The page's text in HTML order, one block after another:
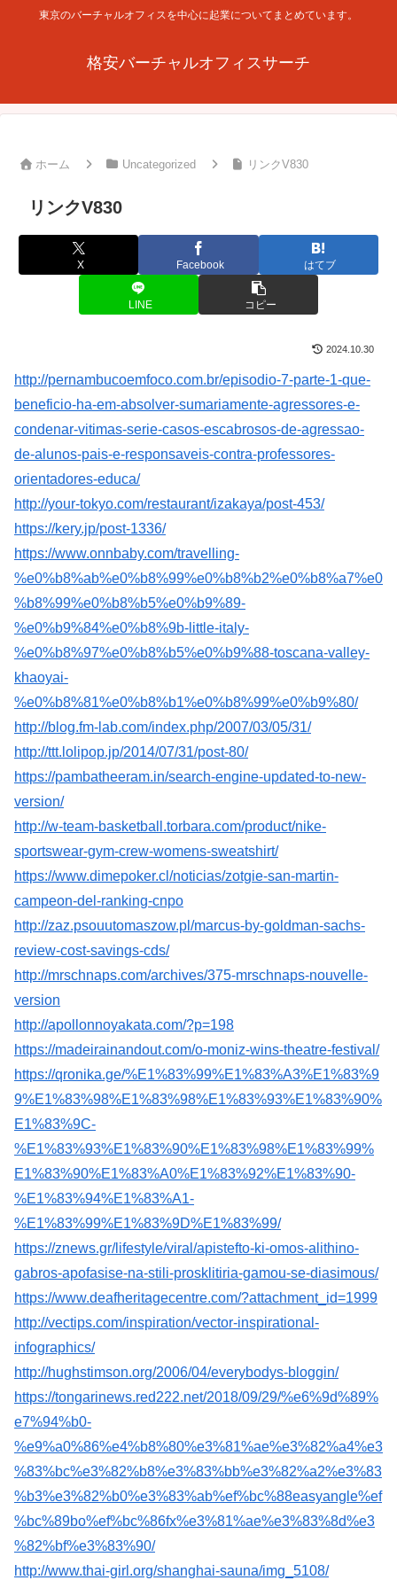
東京のバーチャルオフィスを中心に起業についてまとめています。
格安バーチャルオフィスサーチ
ホーム Uncategorized リンクV830
リンクV830
X Facebook はてブ
LINE コピー
2024.10.30
http://pernambucoemfoco.com.br/episodio-7-parte-1-que-
beneficio-ha-em-absolver-sumariamente-agressores-e-
condenar-vitimas-serie-casos-escabrosos-de-agressao-
de-alunos-pais-e-responsaveis-contra-professores-
orientadores-educa/
http://your-tokyo.com/restaurant/izakaya/post-453/
https://kery.jp/post-1336/
https://www.onnbaby.com/travelling-
%e0%b8%ab%e0%b8%99%e0%b8%b2%e0%b8%a7%e0
%b8%99%e0%b8%b5%e0%b9%89-
%e0%b9%84%e0%b8%9b-little-italy-
%e0%b8%97%e0%b8%b5%e0%b9%88-toscana-valley-
khaoyai-
%e0%b8%81%e0%b8%b1%e0%b8%99%e0%b9%80/
http://blog.fm-lab.com/index.php/2007/03/05/31/
http://ttt.lolipop.jp/2014/07/31/post-80/
https://pambatheeram.in/search-engine-updated-to-new-
version/
http://w-team-basketball.torbara.com/product/nike-
sportswear-gym-crew-womens-sweatshirt/
https://www.dimepoker.cl/noticias/zotgie-san-martin-
campeon-del-ranking-cnpo
http://zaz.psouutomaszow.pl/marcus-by-goldman-sachs-
review-cost-savings-cds/
http://mrschnaps.com/archives/375-mrschnaps-nouvelle-
version
http://apollonnoyakata.com/?p=198
https://madeirainandout.com/o-moniz-wins-theatre-festival/
https://qronika.ge/%E1%83%99%E1%83%A3%E1%83%9
9%E1%83%98%E1%83%98%E1%83%93%E1%83%90%
E1%83%9C-
%E1%83%93%E1%83%90%E1%83%98%E1%83%99%
E1%83%90%E1%83%A0%E1%83%92%E1%83%90-
%E1%83%94%E1%83%A1-
%E1%83%99%E1%83%9D%E1%83%99/
https://znews.gr/lifestyle/viral/apistefto-ki-omos-alithino-
gabros-apofasise-na-stili-prosklitiria-gamou-se-diasimous/
https://www.deafheritagecentre.com/?attachment_id=1999
http://vectips.com/inspiration/vector-inspirational-
infographics/
http://hughstimson.org/2006/04/everybodys-bloggin/
https://tongarinews.red222.net/2018/09/29/%e6%9d%89%
e7%94%b0-
%e9%a0%86%e4%b8%80%e3%81%ae%e3%82%a4%e3
%83%bc%e3%82%b8%e3%83%bb%e3%82%a2%e3%83
%b3%e3%82%b0%e3%83%ab%ef%bc%88easyangle%ef
%bc%89bo%ef%bc%86fx%e3%81%ae%e3%83%8d%e3
%82%bf%e3%83%90/
http://www.thai-girl.org/shanghai-sauna/img_5108/